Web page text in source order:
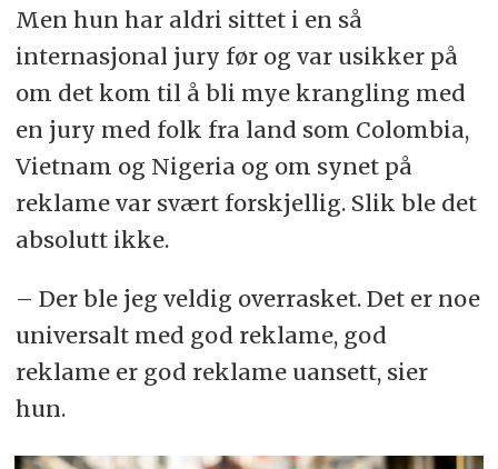
Men hun har aldri sittet i en så
internasjonal jury før og var usikker på
om det kom til å bli mye krangling med
en jury med folk fra land som Colombia,
Vietnam og Nigeria og om synet på
reklame var svært forskjellig. Slik ble det
absolutt ikke.
– Der ble jeg veldig overrasket. Det er noe
universalt med god reklame, god
reklame er god reklame uansett, sier
hun.